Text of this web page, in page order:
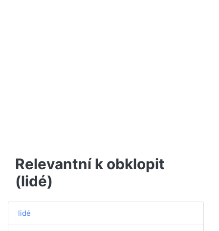
Relevantní k obklopit
(lidé)
lidé